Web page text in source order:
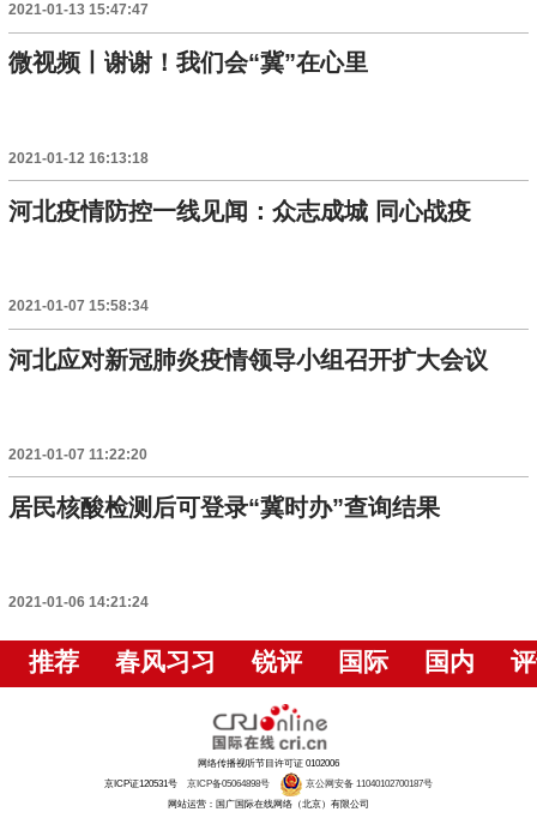
2021-01-13 15:47:47
微视频丨谢谢！我们会“冀”在心里
2021-01-12 16:13:18
河北疫情防控一线见闻：众志成城 同心战疫
2021-01-07 15:58:34
河北应对新冠肺炎疫情领导小组召开扩大会议
2021-01-07 11:22:20
居民核酸检测后可登录“冀时办”查询结果
2021-01-06 14:21:24
推荐 春风习习 锐评 国际 国内
网络传播视听节目许可证 0102006
京ICP证120531号 京ICP备05064898号
京公网安备 11040102700187号
网站运营：国广国际在线网络（北京）有限公司